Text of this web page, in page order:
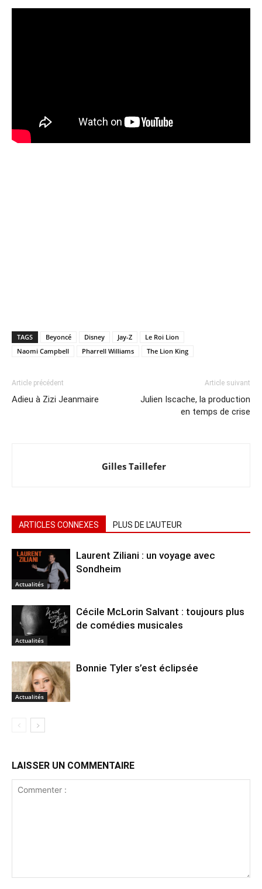
TAGS Beyoncé Disney Jay-Z
Le Roi Lion
Naomi Campbell
Pharrell Williams The Lion King
Article précédent
Adieu à Zizi Jeanmaire
Article suivant
Julien Iscache, la production
en temps de crise
Gilles Taillefer
ARTICLES CONNEXES PLUS DE L'AUTEUR
Actualités
Laurent Ziliani : un voyage avec
Sondheim
Actualités
Cécile McLorin Salvant : toujours plus
de comédies musicales
Actualités
Bonnie Tyler s’est éclipsée
LAISSER UN COMMENTAIRE